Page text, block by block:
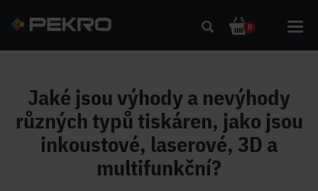
0
Jaké jsou výhody a nevýhody
různých typů tiskáren, jako jsou
inkoustové, laserové, 3D a
multifunkční?